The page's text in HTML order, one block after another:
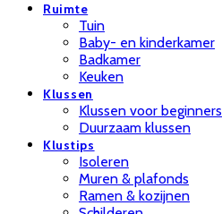
Ruimte
Tuin
Baby- en kinderkamer
Badkamer
Keuken
Klussen
Klussen voor beginners
Duurzaam klussen
Klustips
Isoleren
Muren & plafonds
Ramen & kozijnen